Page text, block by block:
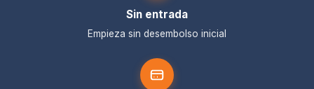
Sin entrada
Empieza sin desembolso inicial